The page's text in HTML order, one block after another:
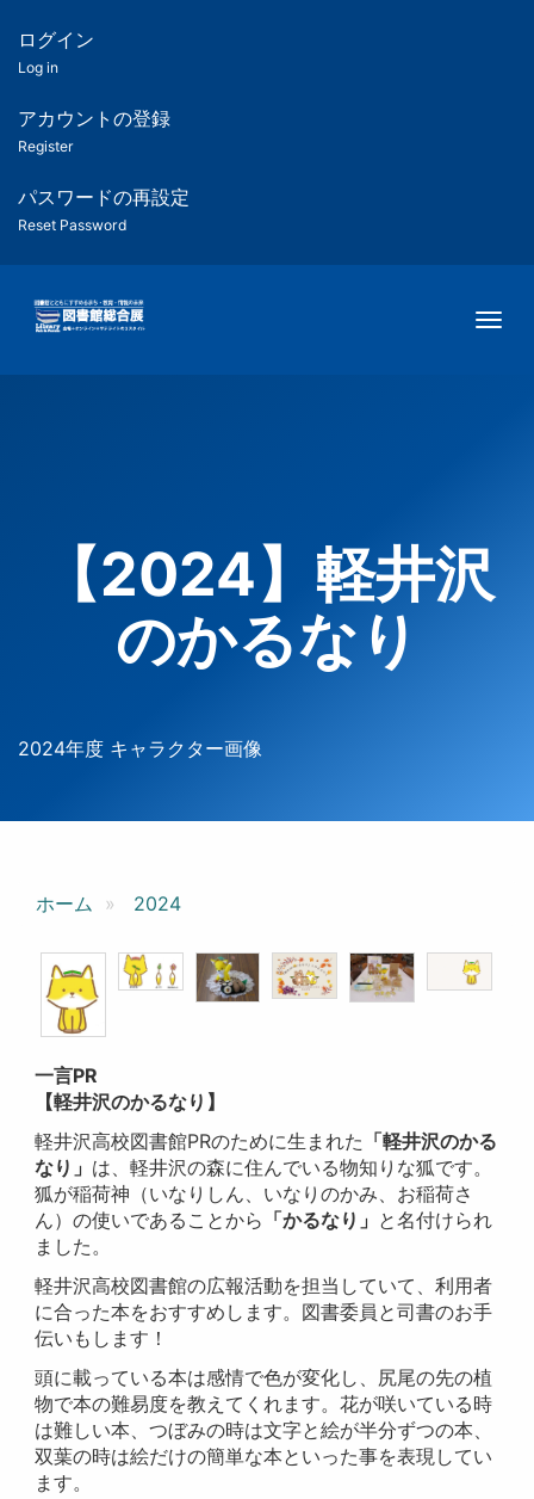
ツ
匿
名
ユ
ー
ー
用
メ
ログイン
Log in
アカウントの登録
Register
パスワードの再設定
Reset Password
【2024】軽井沢
のかるなり
2024年度 キャラクター画像
ホーム 2024
一言PR
【軽井沢のかるなり】
軽井沢高校図書館PRのために生まれた 「軽井沢のかる
なり」 は、軽井沢の森に住んでいる物知りな狐です。
狐が稲荷神（いなりしん、いなりのかみ、お稲荷さ
ん）の使いであることから 「かるなり」 と名付けられ
ました。
軽井沢高校図書館の広報活動を担当していて、利用者
に合った本をおすすめします。図書委員と司書のお手
伝いもします！
頭に載っている本は感情で色が変化し、尻尾の先の植
物で本の難易度を教えてくれます。花が咲いている時
は難しい本、つぼみの時は文字と絵が半分ずつの本、
双葉の時は絵だけの簡単な本といった事を表現してい
ます。